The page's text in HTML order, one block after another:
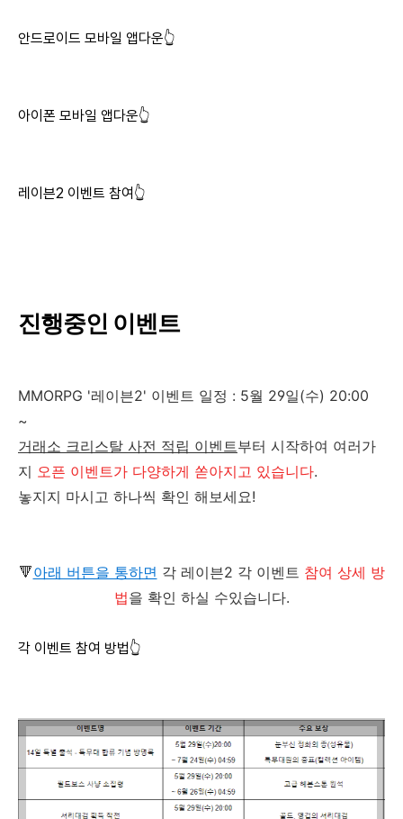
안드로이드 모바일 앱다운👆
아이폰 모바일 앱다운👆
레이븐2 이벤트 참여👆
진행중인 이벤트
MMORPG '레이븐2' 이벤트 일정 : 5월 29일(수) 20:00
~
거래소 크리스탈 사전 적립 이벤트부터 시작하여 여러가
지 오픈 이벤트가 다양하게 쏟아지고 있습니다.
놓지지 마시고 하나씩 확인 해보세요!
🔻아래 버튼을 통하면 각 레이븐2 각 이벤트 참여 상세 방
법을 확인 하실 수있습니다.
각 이벤트 참여 방법👆